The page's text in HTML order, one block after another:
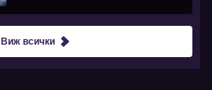
Виж всички